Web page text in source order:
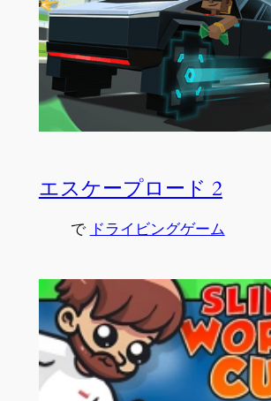
エスケープロード 2
で ドライビングゲーム